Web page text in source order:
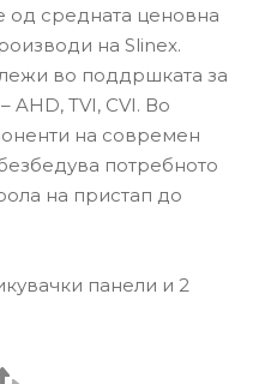
од средната ценовна
на Slinex.
во поддршката за
TVI, CVI. Во
на современ
потребното
на пристап до
панели и 2
на SQ-07MTHD, заедно
во-слика“